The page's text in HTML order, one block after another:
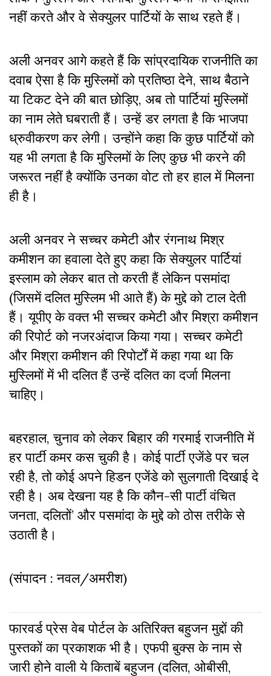
नहीं करते और वे सेक्युलर पार्टियों के साथ रहते हैं।
अली अनवर आगे कहते हैं कि सांप्रदायिक राजनीति का
दवाब ऐसा है कि मुस्लिमों को प्रतिष्ठा देने, साथ बैठाने
या टिकट देने की बात छोड़िए, अब तो पार्टियां मुस्लिमों
का नाम लेते घबराती हैं। उन्हें डर लगता है कि भाजपा
ध्रुवीकरण कर लेगी। उन्होंने कहा कि कुछ पार्टियों को
यह भी लगता है कि मुस्लिमों के लिए कुछ भी करने की
जरूरत नहीं है क्योंकि उनका वोट तो हर हाल में मिलना
ही है।
अली अनवर ने सच्चर कमेटी और रंगनाथ मिश्र
कमीशन का हवाला देते हुए कहा कि सेक्युलर पार्टियां
इस्लाम को लेकर बात तो करती हैं लेकिन पसमांदा
(जिसमें दलित मुस्लिम भी आते हैं) के मुद्दे को टाल देती
हैं। यूपीए के वक्त भी सच्चर कमेटी और मिश्रा कमीशन
की रिपोर्ट को नजरअंदाज किया गया। सच्चर कमेटी
और मिश्रा कमीशन की रिपोर्टों में कहा गया था कि
मुस्लिमों में भी दलित हैं उन्हें दलित का दर्जा मिलना
चाहिए।
बहरहाल, चुनाव को लेकर बिहार की गरमाई राजनीति में
हर पार्टी कमर कस चुकी है। कोई पार्टी एजेंडे पर चल
रही है, तो कोई अपने हिडन एजेंडे को सुलगाती दिखाई दे
रही है। अब देखना यह है कि कौन-सी पार्टी वंचित
जनता, दलितों’ और पसमांदा के मुद्दे को ठोस तरीके से
उठाती है।
(संपादन : नवल/अमरीश)
फारवर्ड प्रेस वेब पोर्टल के अतिरिक्‍त बहुजन मुद्दों की
पुस्‍तकों का प्रकाशक भी है। एफपी बुक्‍स के नाम से
जारी होने वाली ये किताबें बहुजन (दलित, ओबीसी,